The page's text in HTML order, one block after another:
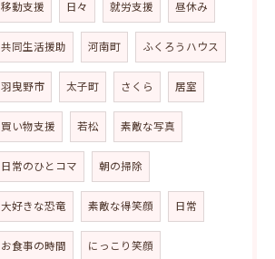
移動支援 日々 就労支援 昼休み
共同生活援助 河南町 ふくろうハウス
羽曳野市 太子町 さくら 居室
買い物支援 若松 素敵な写真
日常のひとコマ 朝の掃除
大好きな恐竜 素敵な得笑顔 日常
お食事の時間 にっこり笑顔